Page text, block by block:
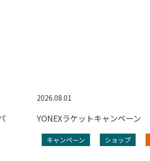
2026.08.01
YONEXラケットキャンペーン
キャンペーン ショップ